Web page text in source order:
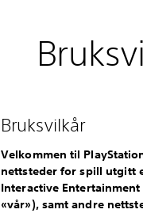
Bruksvilkår
Velkommen til
nettsteder for spill utgitt
Interactive
«vår»), samt andre